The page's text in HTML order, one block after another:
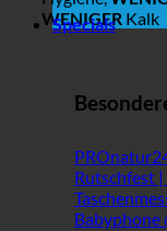
WENIGER Kalk
Specials
Rutschfest
Babyphone